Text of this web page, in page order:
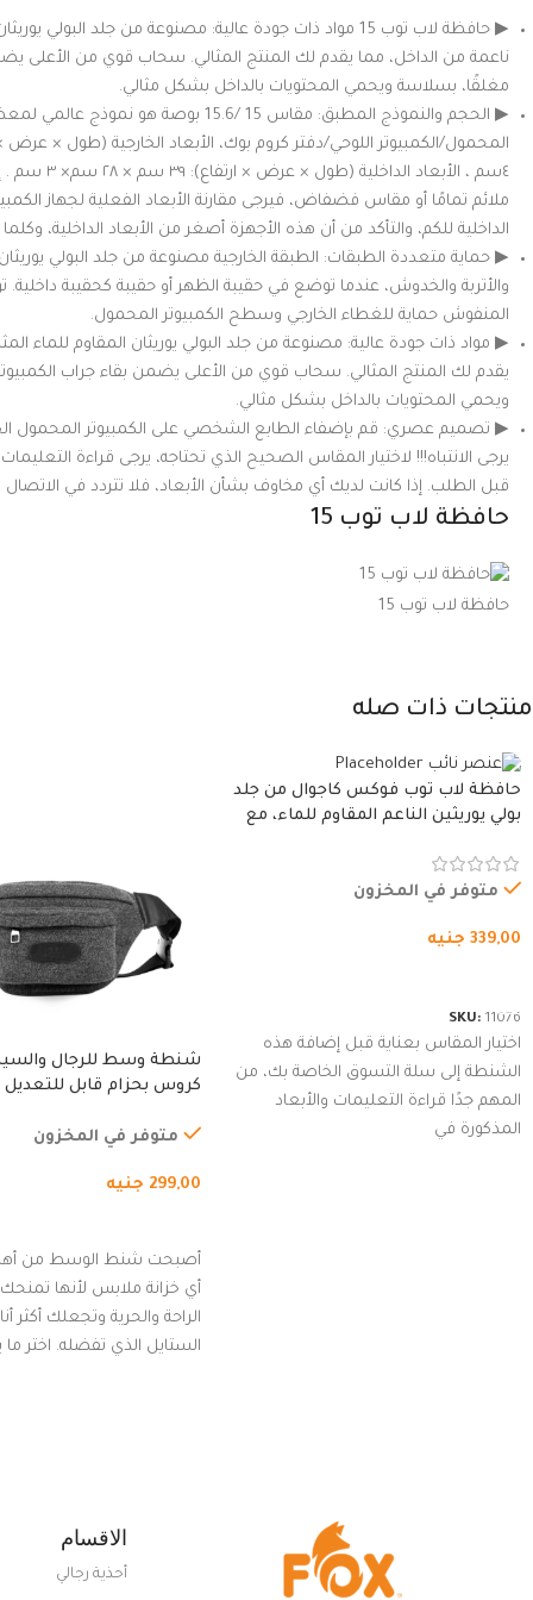
▶ حافظة لاب توب 15 مواد ذات جودة عالية: مصنوعة من جلد البولي
ناعمة من الداخل، مما يقدم لك المنتج المثالي. سحاب قوي من الأعلى
مغلقًا، بسلاسة ويحمي المحتويات بالداخل بشكل مثالي.
٤سم ،
ملائم تمامًا أو مقاس فضفاض، فيرجى مقارنة الأبعاد الفعلية لجهاز
الداخلية للكم، والتأكد من أن هذه الأجهزة أصغر من الأبعاد الداخلية،
▶ حماية متعددة الطبقات: الطبقة الخارجية مصنوعة من جلد البولي
والأتربة والخدوش، عندما توضع في حقيبة الظهر أو حقيبة كحقيبة داخلية.
المنفوش حماية للغطاء الخارجي وسطح الكمبيوتر المحمول.
▶ مواد ذات جودة عالية: مصنوعة من جلد البولي يوريثان المقاوم للماء
يقدم لك المنتج المثالي. سحاب قوي من الأعلى يضمن بقاء جراب
ويحمي المحتويات بالداخل بشكل مثالي.
▶ تصميم عصري: قم بإضفاء الطابع الشخصي على الكمبيوتر المحمول
يرجى الانتباه!!! لاختيار المقاس الصحيح الذي تحتاجه، يرجى قراءة
قبل الطلب. إذا كانت لديك أي مخاوف بشأن الأبعاد، فلا تتردد في الاتصال
حافظة لاب توب 15
حافظة لاب توب 15
منتجات ذات صله
حافظة لاب توب فوكس كاجوال من جلد
بولي يوريثين الناعم المقاوم للماء، مع
متوفر في المخزون
339,00 جنيه
SKU: 11076
اختيار المقاس بعناية قبل إضافة هذه
الشنطة إلى سلة التسوق الخاصة بك، من
المهم جدًا قراءة التعليمات والأبعاد
المذكورة في
شنطة وسط للرجال
كروس بحزام قابل للتعديل
المشي لمسافات طويلة،
متوفر في المخزون
299,00 جنيه
أصبحت شنط الوسط من
أي خزانة ملابس لأنها
الراحة والحرية وتجعلك أكثر
الستايل الذي تفضله. اختر
الاقسام
أحذية رجالي